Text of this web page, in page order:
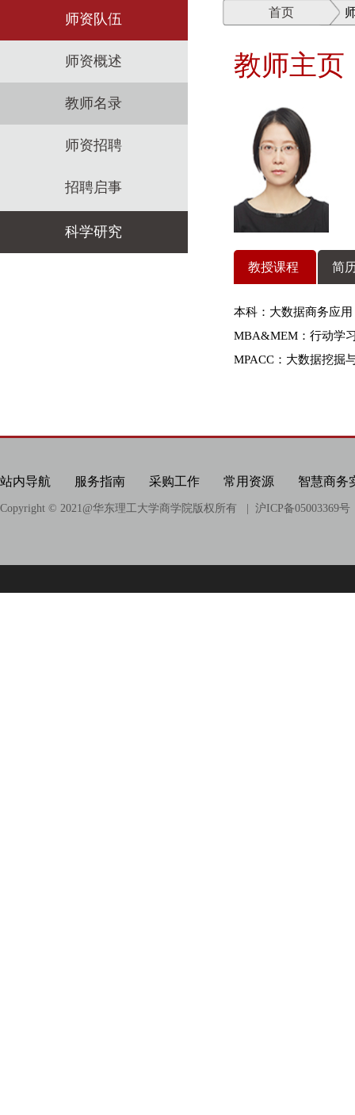
师资队伍
师资概述
教师名录
师资招聘
招聘启事
科学研究
相关链接
首页
教师主页
教授课程 简
本科：大数据商务应
MBA&MEM：行动学
MPACC：大数据挖掘
站内导航 服务指南 采购工作 常用资源 智慧商务
Copyright © 2021@华东理工大学商学院版权所有 | 沪ICP备05003369号